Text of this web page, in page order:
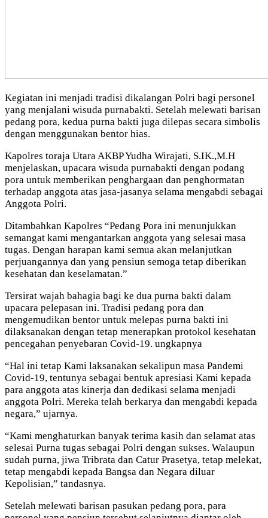
Kegiatan ini menjadi tradisi dikalangan Polri bagi personel
yang menjalani wisuda purnabakti. Setelah melewati barisan
pedang pora, kedua purna bakti juga dilepas secara simbolis
dengan menggunakan bentor hias.
Kapolres toraja Utara AKBP Yudha Wirajati, S.IK.,M.H
menjelaskan, upacara wisuda purnabakti dengan podang
pora untuk memberikan penghargaan dan penghormatan
terhadap anggota atas jasa-jasanya selama mengabdi sebagai
Anggota Polri.
Ditambahkan Kapolres “Pedang Pora ini menunjukkan
semangat kami mengantarkan anggota yang selesai masa
tugas. Dengan harapan kami semua akan melanjutkan
perjuangannya dan yang pensiun semoga tetap diberikan
kesehatan dan keselamatan.”
Tersirat wajah bahagia bagi ke dua purna bakti dalam
upacara pelepasan ini. Tradisi pedang pora dan
mengemudikan bentor untuk melepas purna bakti ini
dilaksanakan dengan tetap menerapkan protokol kesehatan
pencegahan penyebaran Covid-19. ungkapnya
“Hal ini tetap Kami laksanakan sekalipun masa Pandemi
Covid-19, tentunya sebagai bentuk apresiasi Kami kepada
para anggota atas kinerja dan dedikasi selama menjadi
anggota Polri. Mereka telah berkarya dan mengabdi kepada
negara,” ujarnya.
“Kami menghaturkan banyak terima kasih dan selamat atas
selesai Purna tugas sebagai Polri dengan sukses. Walaupun
sudah purna, jiwa Tribrata dan Catur Prasetya, tetap melekat,
tetap mengabdi kepada Bangsa dan Negara diluar
Kepolisian,” tandasnya.
Setelah melewati barisan pasukan pedang pora, para